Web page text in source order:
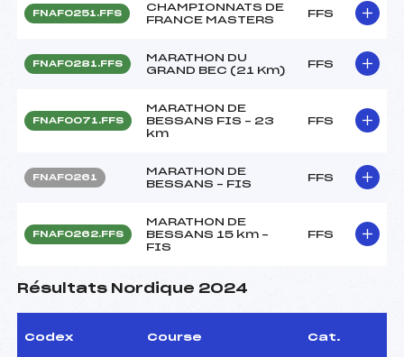
FNAF0251.FFS
CHAMPIONNATS DE
FRANCE MASTERS
FFS
FNAF0281.FFS
MARATHON DU
GRAND BEC (21 Km)
FFS
FNAF0071.FFS
MARATHON DE
BESSANS FIS – 23
km
FFS
FNAF0261
MARATHON DE
BESSANS – FIS
FFS
FNAF0262.FFS
MARATHON DE
BESSANS 15 km –
FIS
FFS
Résultats Nordique 2024
Codex Course Cat.